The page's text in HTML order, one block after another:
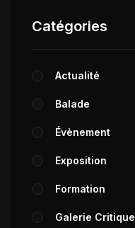
Catégories
Actualité
Balade
Évènement
Exposition
Formation
Galerie Critique